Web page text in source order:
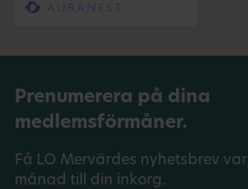
Prenumerera på dina
medlemsförmåner.
Få LO Mervärdes nyhetsbrev
månad till din inkorg.